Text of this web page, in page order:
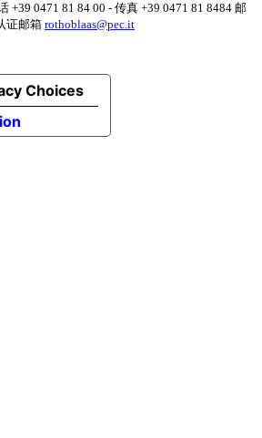
+39 0471 81 84 00 - 传真 +39 0471 81 8484 邮
证邮箱 rothoblaas@pec.it
Choices